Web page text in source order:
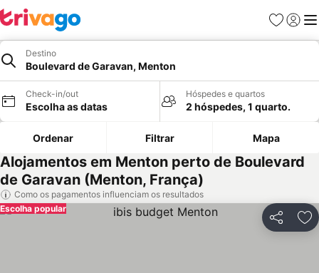
Favoritos
Iniciar
Destino
Boulevard de Garavan, Menton
Check-in/out
Escolha as datas
Hóspedes e quartos
2 hóspedes, 1 quarto.
Ordenar Filtrar Mapa
Alojamentos em Menton perto de Boulevard
de Garavan (Menton, França)
Como os pagamentos influenciam os resultados
Partilhar
Escolha popular